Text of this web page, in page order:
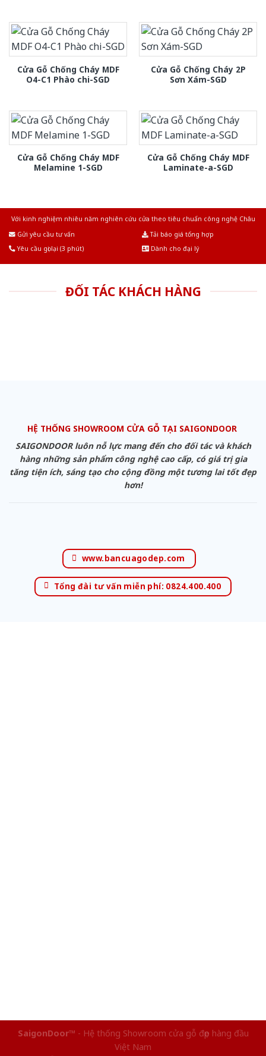
Cửa Gỗ Chống Cháy MDF
O4-C1 Phào chi-SGD
Cửa Gỗ Chống Cháy 2P
Sơn Xám-SGD
Cửa Gỗ Chống Cháy MDF
Melamine 1-SGD
Cửa Gỗ Chống Cháy MDF
Laminate-a-SGD
Với kinh nghiệm nhiêu năm nghiên cứu cửa theo tiêu chuẩn công nghệ Châu
Gửi yêu cầu tư vấn
Tải báo giá tổng hợp
Yêu cầu gọi lại (3 phút)
Dành cho đại lý
ĐỐI TÁC KHÁCH HÀNG
HỆ THỐNG SHOWROOM CỬA GỖ TẠI SAIGONDOOR
SAIGONDOOR luôn nỗ lực mang đến cho đối tác và khách
hàng những sản phẩm công nghệ cao cấp, có giá trị gia
tăng tiện ích, sáng tạo cho cộng đồng một tương lai tốt đẹp
hơn!
www.bancuagodep.com
Tổng đài tư vấn miễn phí: 0824.400.400
SaigonDoor™ - Hệ thống Showroom cửa gỗ đẹp hàng đầu
Việt Nam